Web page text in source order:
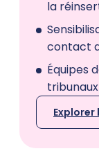
la
contact
Équipes
tribunaux